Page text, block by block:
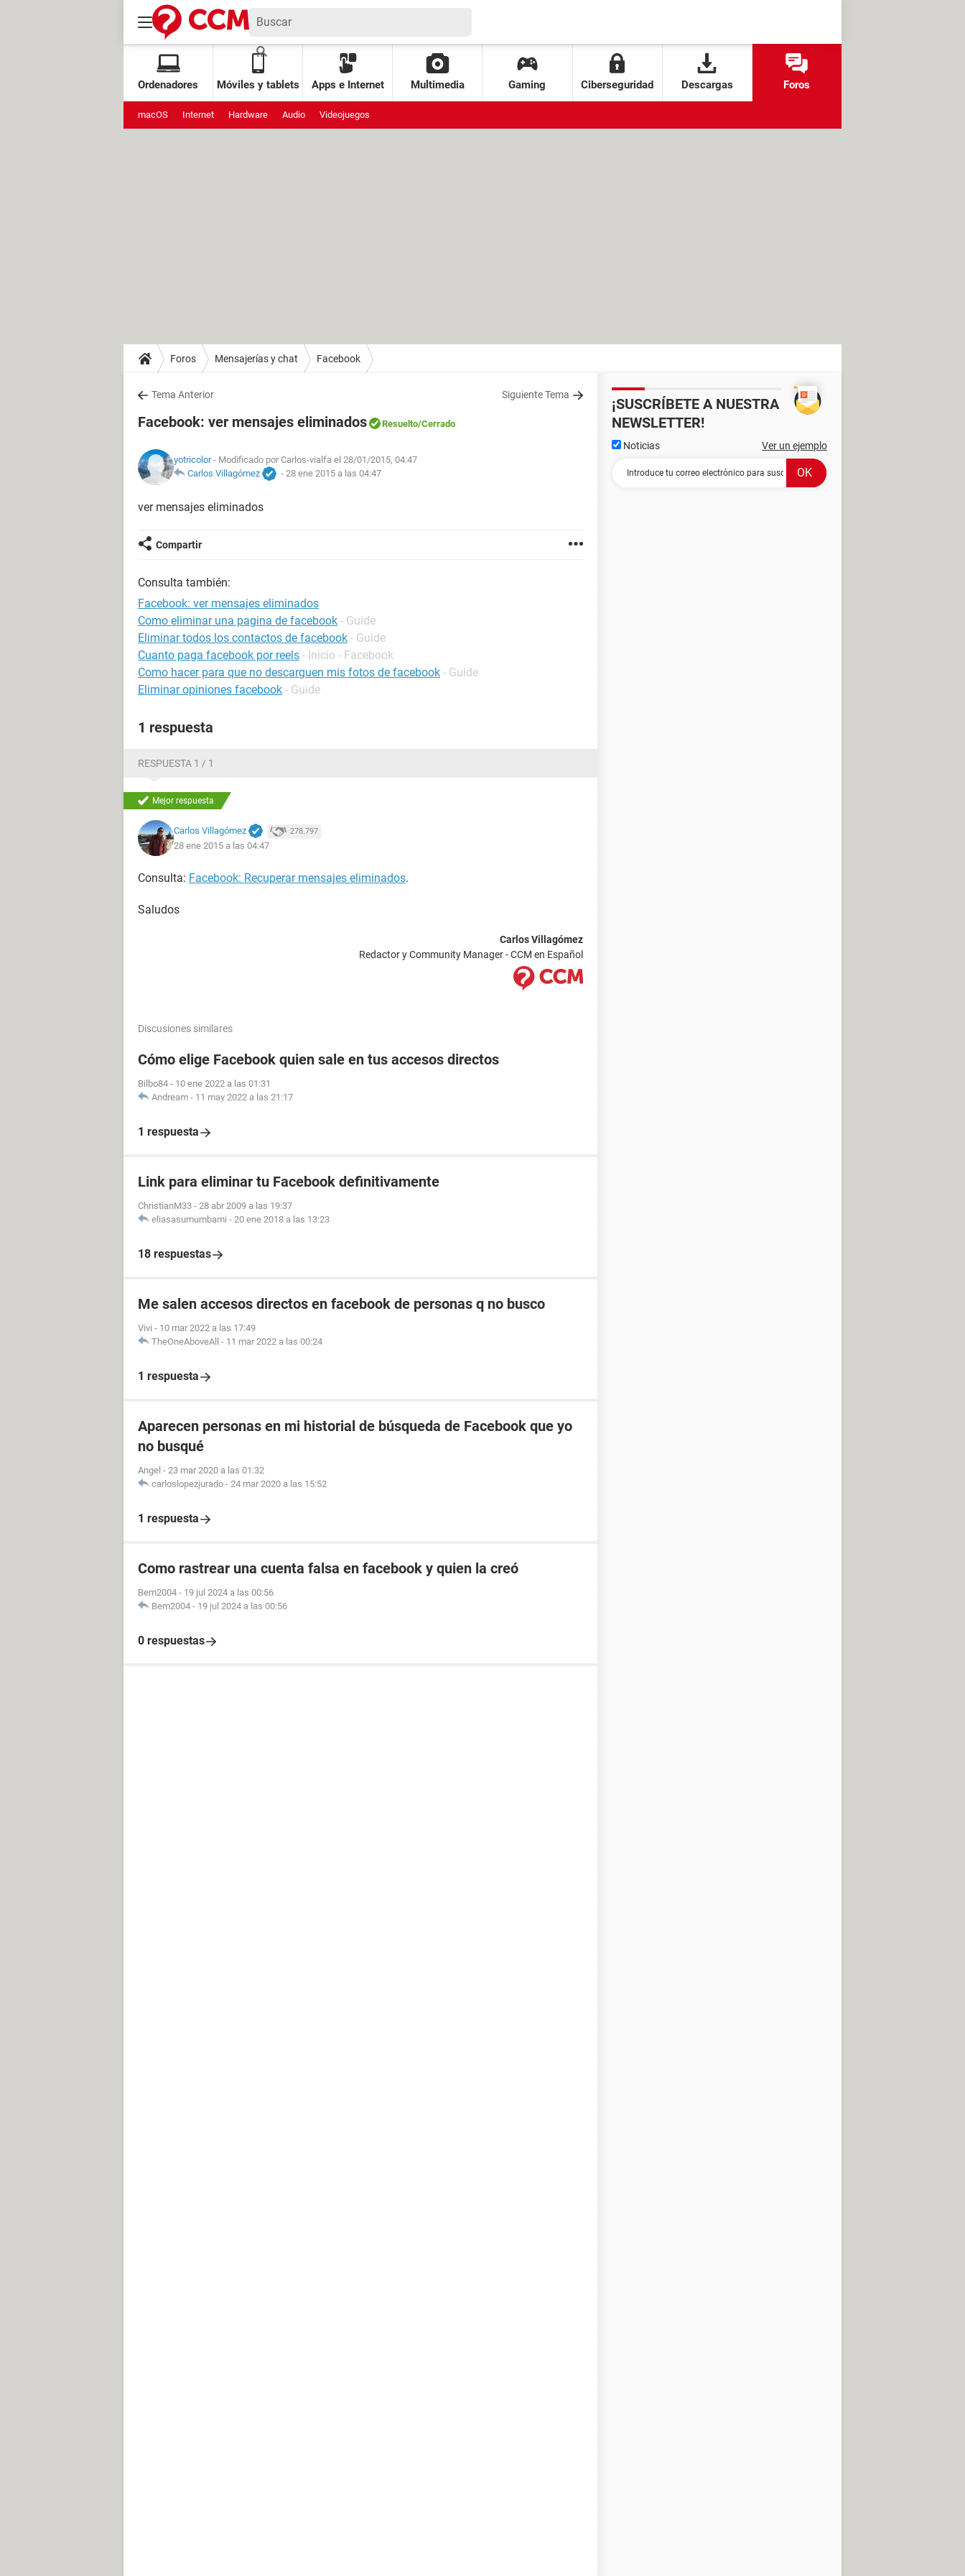
Ordenadores Móviles y tablets Apps e Internet Multimedia Gaming Ciberseguridad Descargas Foros
macOS Internet Hardware Audio Videojuegos
Foros Mensajerías y chat Facebook
Tema Anterior Siguiente Tema
Facebook: ver mensajes eliminados Resuelto/Cerrado
yotricolor- Modificado por Carlos-vialfa el 28/01/2015, 04:47
Carlos Villagómez
- 28 ene 2015 a las 04:47
ver mensajes eliminados
Compartir
Consulta también:
Facebook: ver mensajes eliminados
Como eliminar una pagina de facebook - Guide
Eliminar todos los contactos de facebook - Guide
Cuanto paga facebook por reels - Inicio - Facebook
Como hacer para que no descarguen mis fotos de facebook - Guide
Eliminar opiniones facebook - Guide
1 respuesta
RESPUESTA 1 / 1
Mejor respuesta
Carlos Villagómez 278.797
28 ene 2015 a las 04:47
Consulta: Facebook: Recuperar mensajes eliminados.
Saludos
Carlos Villagómez
Redactor y Community Manager - CCM en Español
Discusiones similares
Cómo elige Facebook quien sale en tus accesos directos
Bilbo84 - 10 ene 2022 a las 01:31
Andream - 11 may 2022 a las 21:17
1 respuesta
Link para eliminar tu Facebook definitivamente
ChristianM33 - 28 abr 2009 a las 19:37
eliasasumumbami - 20 ene 2018 a las 13:23
18 respuestas
Me salen accesos directos en facebook de personas q no busco
Vivi - 10 mar 2022 a las 17:49
TheOneAboveAll - 11 mar 2022 a las 00:24
1 respuesta
Aparecen personas en mi historial de búsqueda de Facebook que yo
no busqué
Angel - 23 mar 2020 a las 01:32
carloslopezjurado - 24 mar 2020 a las 15:52
1 respuesta
Como rastrear una cuenta falsa en facebook y quien la creó
Bem2004 - 19 jul 2024 a las 00:56
Bem2004 - 19 jul 2024 a las 00:56
0 respuestas
¡SUSCRÍBETE A NUESTRA
NEWSLETTER!
Noticias Ver un ejemplo